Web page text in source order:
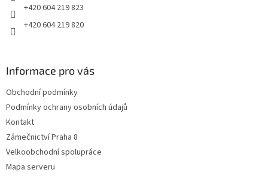
+420 604 219 823
+420 604 219 820
Informace pro vás
Obchodní podmínky
Podmínky ochrany osobních údajů
Kontakt
Zámečnictví Praha 8
Velkoobchodní spolupráce
Mapa serveru